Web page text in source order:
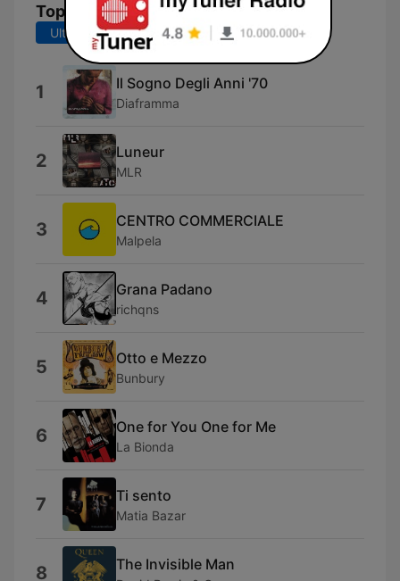
Top brani
Ultimi 7 giorni Ultimi 30 giorni
1 Il Sogno Degli Anni '70
Diaframma
2 Luneur
MLR
3 CENTRO COMMERCIALE
Malpela
4 Grana Padano
richqns
5 Otto e Mezzo
Bunbury
6 One for You One for Me
La Bionda
7 Ti sento
Matia Bazar
8 The Invisible Man